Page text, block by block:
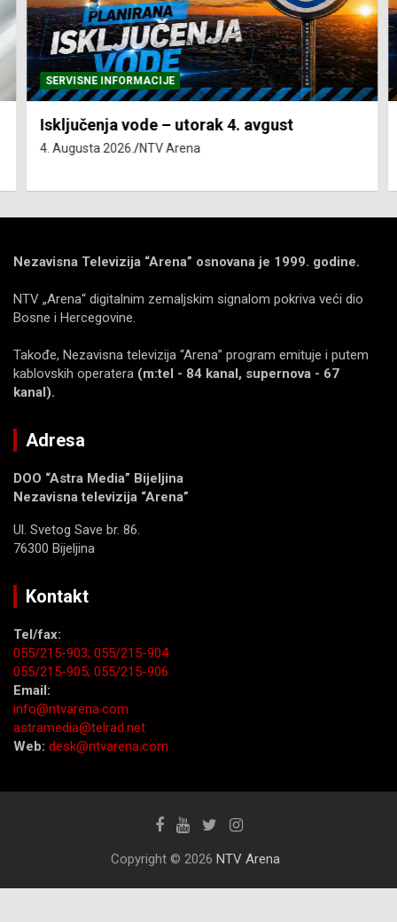
SERVISNE INFORMACIJE
Isključenja vode – utorak 4. avgust
4. Augusta 2026. NTV Arena
Nezavisna Televizija “Arena” osnovana je 1999. godine.
NTV „Arena“ digitalnim zemaljskim signalom pokriva veći dio
Bosne i Hercegovine.
Takođe, Nezavisna televizija “Arena” program emituje i putem
kablovskih operatera (m:tel - 84 kanal, supernova - 67
kanal).
Adresa
DOO “Astra Media” Bijeljina
Nezavisna televizija “Arena”
Ul. Svetog Save br. 86.
76300 Bijeljina
Kontakt
Tel/fax:
055/215-903; 055/215-904
055/215-905; 055/215-906
Email:
info@ntvarena.com
astramedia@telrad.net
Web: desk@ntvarena.com
Copyright © 2026 NTV Arena